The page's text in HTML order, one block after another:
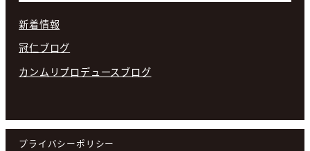
新着情報
冠仁ブログ
カンムリプロデュースブログ
プライバシーポリシー